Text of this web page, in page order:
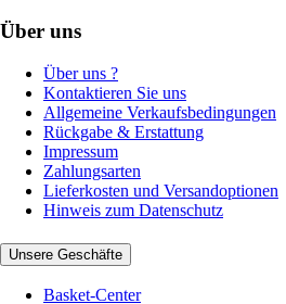
Über uns
Über uns ?
Kontaktieren Sie uns
Allgemeine Verkaufsbedingungen
Rückgabe & Erstattung
Impressum
Zahlungsarten
Lieferkosten und Versandoptionen
Hinweis zum Datenschutz
Unsere Geschäfte
Basket-Center